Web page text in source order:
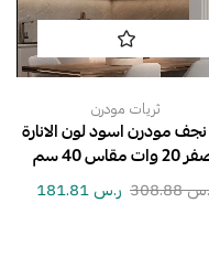
ثريات مودرن
نجف مودرن اسود لون الانارة
مقاس 40 سم
308.88 ر.س